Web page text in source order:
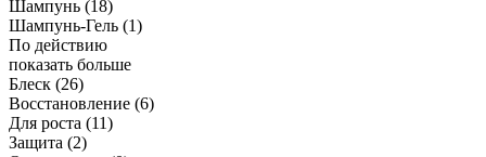
Шампунь (18)
Шампунь-Гель (1)
По действию
показать больше
Блеск (26)
Восстановление (6)
Для роста (11)
Защита (2)